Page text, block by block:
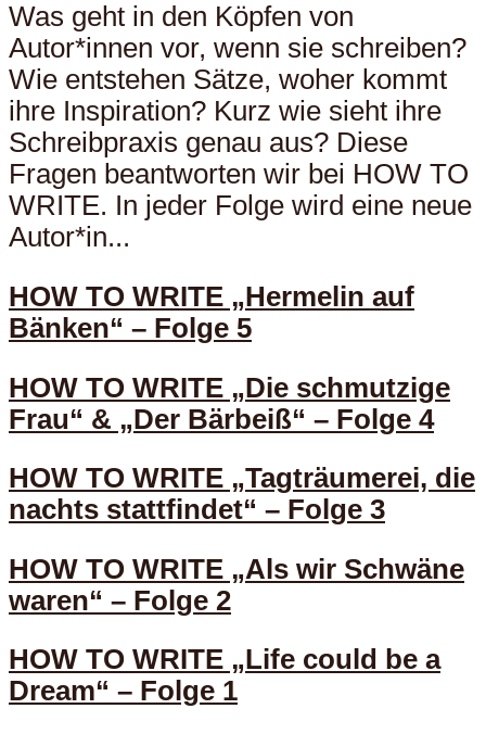
Was geht in den Köpfen von
Autor*innen vor, wenn sie schreiben?
Wie entstehen Sätze, woher kommt
ihre Inspiration? Kurz wie sieht ihre
Schreibpraxis genau aus? Diese
Fragen beantworten wir bei HOW TO
WRITE. In jeder Folge wird eine neue
Autor*in...
HOW TO WRITE „Hermelin auf
Bänken“ – Folge 5
HOW TO WRITE „Die schmutzige
Frau“ & „Der Bärbeiß“ – Folge 4
HOW TO WRITE „Tagträumerei, die
nachts stattfindet“ – Folge 3
HOW TO WRITE „Als wir Schwäne
waren“ – Folge 2
HOW TO WRITE „Life could be a
Dream“ – Folge 1